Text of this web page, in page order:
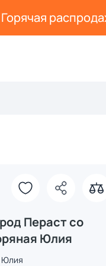
Горячая
Пераст со
Юлия
Юлия